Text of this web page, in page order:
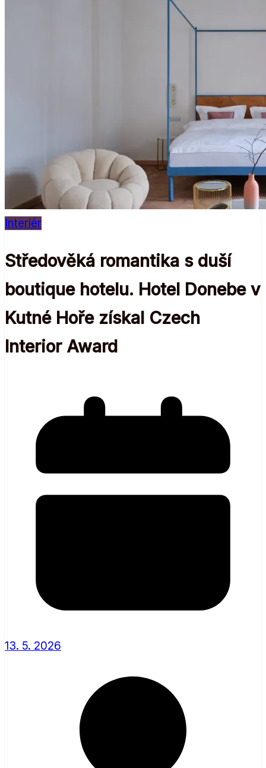
Interiér
Středověká romantika s duší
boutique hotelu. Hotel Donebe v
Kutné Hoře získal Czech
Interior Award
13. 5. 2026